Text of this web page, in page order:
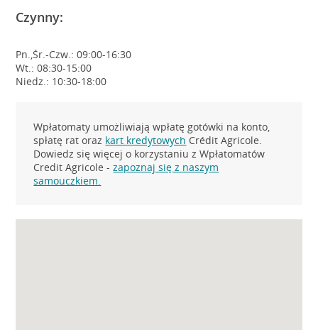
Czynny:
Pn.,Śr.-Czw.: 09:00-16:30
Wt.: 08:30-15:00
Niedz.: 10:30-18:00
Wpłatomaty umożliwiają wpłatę gotówki na konto,
spłatę rat oraz kart kredytowych Crédit Agricole.
Dowiedz się więcej o korzystaniu z Wpłatomatów
Credit Agricole -zapoznaj się z naszym
samouczkiem.